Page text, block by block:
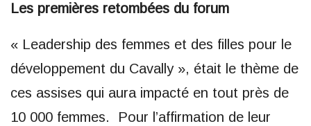
Les premières retombées du forum
« Leadership des femmes et des filles pour le
développement du Cavally », était le thème de
ces assises qui aura impacté en tout près de
10 000 femmes. Pour l’affirmation de leur